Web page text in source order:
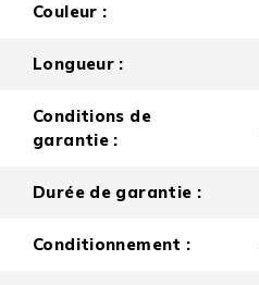
Couleur :
Longueur :
Conditions de
garantie :
Durée de garantie :
Conditionnement :